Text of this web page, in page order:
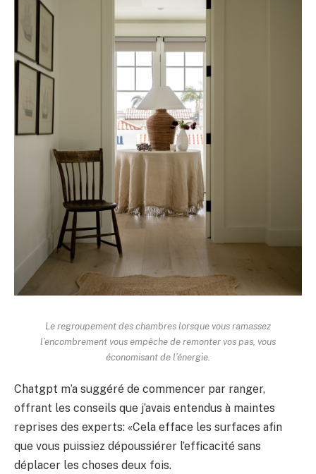
Le regroupement des chambres lorsque vous ramassez
l’encombrement vous empêche de remonter vos pas, vous
économisant de l’énergie.
Chatgpt m’a suggéré de commencer par ranger,
offrant les conseils que j’avais entendus à maintes
reprises des experts: «Cela efface les surfaces afin
que vous puissiez dépoussiérer l’efficacité sans
déplacer les choses deux fois.